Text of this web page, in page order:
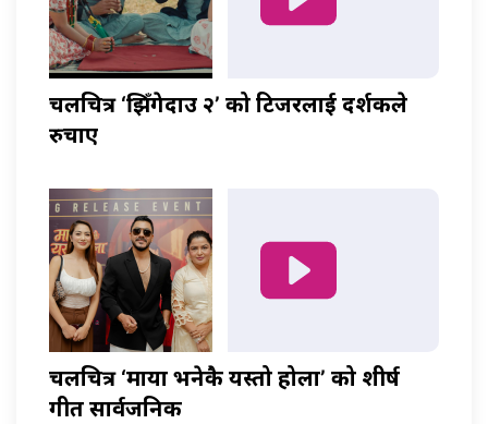
चलचित्र ‘झिँगेदाउ २’ को टिजरलाई दर्शकले
रुचाए
चलचित्र ‘माया भनेकै यस्तो होला’ को शीर्ष
गीत सार्वजनिक